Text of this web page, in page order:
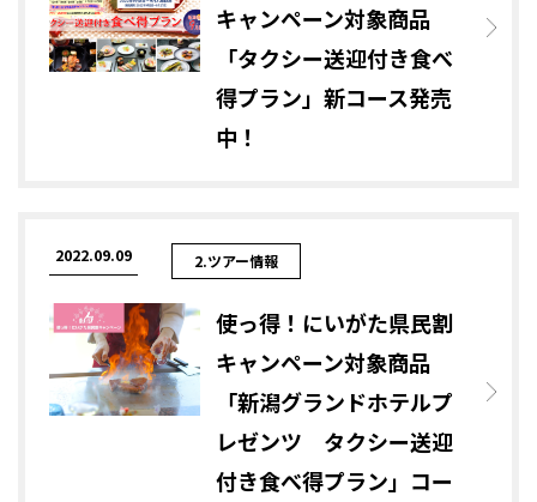
キャンペーン対象商品
「タクシー送迎付き食べ
得プラン」新コース発売
中！
2022.09.09 2.ツアー情報
使っ得！にいがた県民割
キャンペーン対象商品
「新潟グランドホテルプ
レゼンツ タクシー送迎
付き食べ得プラン」コー